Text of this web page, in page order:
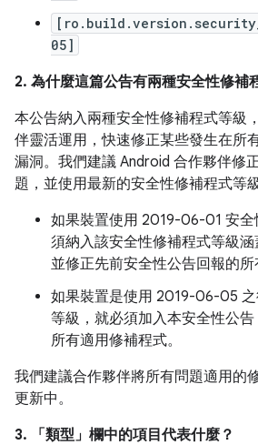
05]
2. 為什麼這篇公告有兩種安全性修補
本公告納入兩種安全性修補程式等級
伴靈活運用，快速修正某些發生在所
漏洞。我們建議 Android 合作夥伴修
題，並使用最新的安全性修補程式等級
如果裝置使用 2019-06-01 安
須納入該安全性修補程式等級涵
並修正先前安全性公告回報的所
如果裝置是使用 2019-06-05
等級，就必須加入本安全性公
所有適用修補程式。
我們建議合作夥伴將所有問題適用的
更新中。
3. 「類型」 欄中的項目代表什麼？